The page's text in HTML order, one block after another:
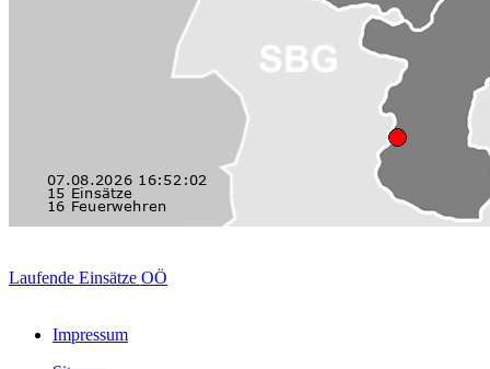
Laufende Einsätze OÖ
Impressum